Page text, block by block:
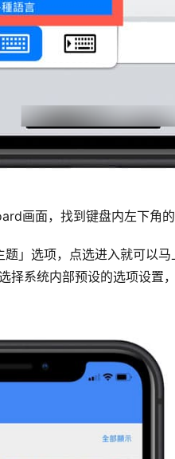
画面，找到键盘内左下角
」选项，点选进入就可以
择系统内部预设的选项设置